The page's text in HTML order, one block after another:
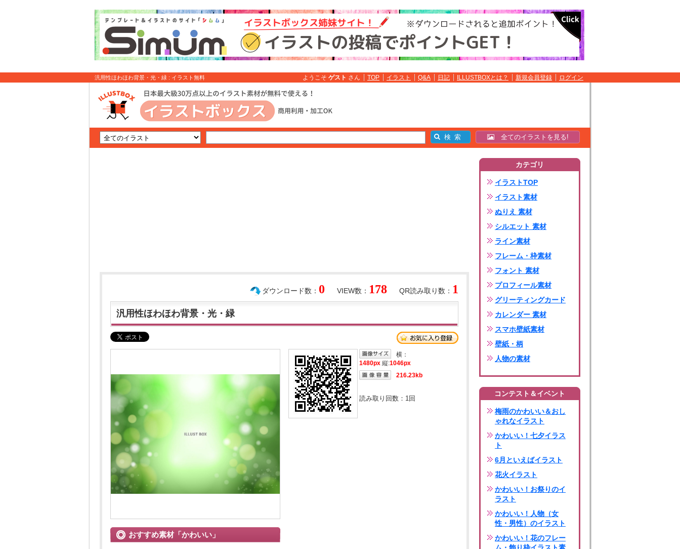
汎用性ほわほわ背景・光・緑 : イラスト無料 ようこそ ゲスト さん TOP イラスト Q&A 日記 ILLUSTBOXとは？ 新規会員登録 ログイン
全てのイラストを見る!
QR読み取り数： 1
VIEW数： 178
ダウンロード数： 0
汎用性ほわほわ背景・光・緑
おすすめ素材「かわいい」
横：
1480px 縦:1046px
216.23kb
読み取り回数： 1回
カテゴリ
イラストTOP
イラスト素材
ぬりえ 素材
シルエット 素材
ライン素材
フレーム・枠素材
フォント 素材
プロフィール素材
グリーティングカード
カレンダー 素材
スマホ壁紙素材
壁紙・柄
人物の素材
コンテスト＆イベント
梅雨のかわいい＆おし
ゃれなイラスト
かわいい！七夕イラス
ト
6月といえばイラスト
花火イラスト
かわいい！お祭りのイ
ラスト
かわいい！人物（女
性・男性）のイラスト
かわいい！花のフレー